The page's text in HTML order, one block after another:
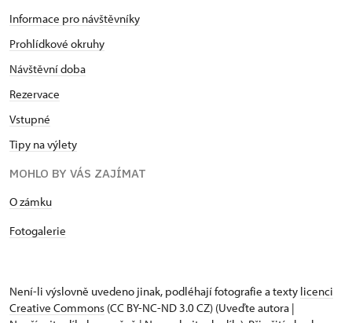
Informace pro návštěvníky
Prohlídkové okruhy
Návštěvní doba
Rezervace
Vstupné
Tipy na výlety
MOHLO BY VÁS ZAJÍMAT
​​​​​​O zámku
Fotogalerie
Není-li výslovně uvedeno jinak, podléhají fotografie a texty licenci
Creative Commons (CC BY-NC-ND 3.0 CZ) (Uveďte autora |